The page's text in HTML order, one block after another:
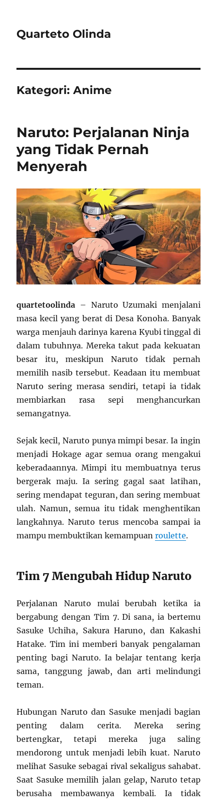
Quarteto Olinda
Kategori:Anime
Naruto: Perjalanan Ninja
yang Tidak Pernah
Menyerah
quartetoolinda – Naruto Uzumaki menjalani
masa kecil yang berat di Desa Konoha. Banyak
warga menjauh darinya karena Kyubi tinggal di
dalam tubuhnya. Mereka takut pada kekuatan
besar itu, meskipun Naruto tidak pernah
memilih nasib tersebut. Keadaan itu membuat
Naruto sering merasa sendiri, tetapi ia tidak
membiarkan rasa sepi menghancurkan
semangatnya.
Sejak kecil, Naruto punya mimpi besar. Ia ingin
menjadi Hokage agar semua orang mengakui
keberadaannya. Mimpi itu membuatnya terus
bergerak maju. Ia sering gagal saat latihan,
sering mendapat teguran, dan sering membuat
ulah. Namun, semua itu tidak menghentikan
langkahnya. Naruto terus mencoba sampai ia
mampu membuktikan kemampuanroulette.
Tim 7 Mengubah Hidup Naruto
Perjalanan Naruto mulai berubah ketika ia
bergabung dengan Tim 7. Di sana, ia bertemu
Sasuke Uchiha, Sakura Haruno, dan Kakashi
Hatake. Tim ini memberi banyak pengalaman
penting bagi Naruto. Ia belajar tentang kerja
sama, tanggung jawab, dan arti melindungi
teman.
Hubungan Naruto dan Sasuke menjadi bagian
penting dalam cerita. Mereka sering
bertengkar, tetapi mereka juga saling
mendorong untuk menjadi lebih kuat. Naruto
melihat Sasuke sebagai rival sekaligus sahabat.
Saat Sasuke memilih jalan gelap, Naruto tetap
berusaha membawanya kembali. Ia tidak